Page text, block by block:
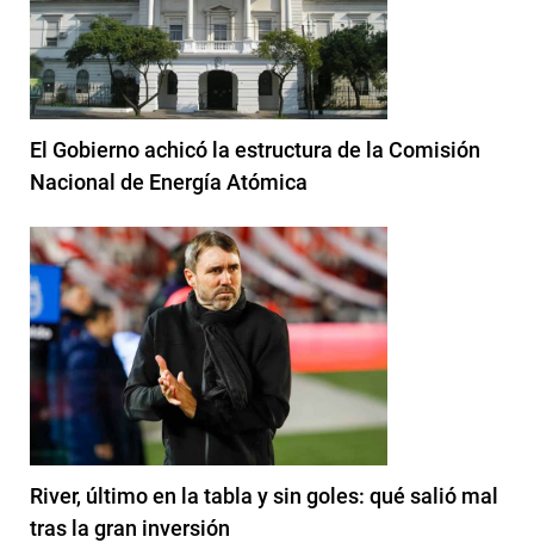
El Gobierno achicó la estructura de la Comisión
Nacional de Energía Atómica
River, último en la tabla y sin goles: qué salió mal
tras la gran inversión